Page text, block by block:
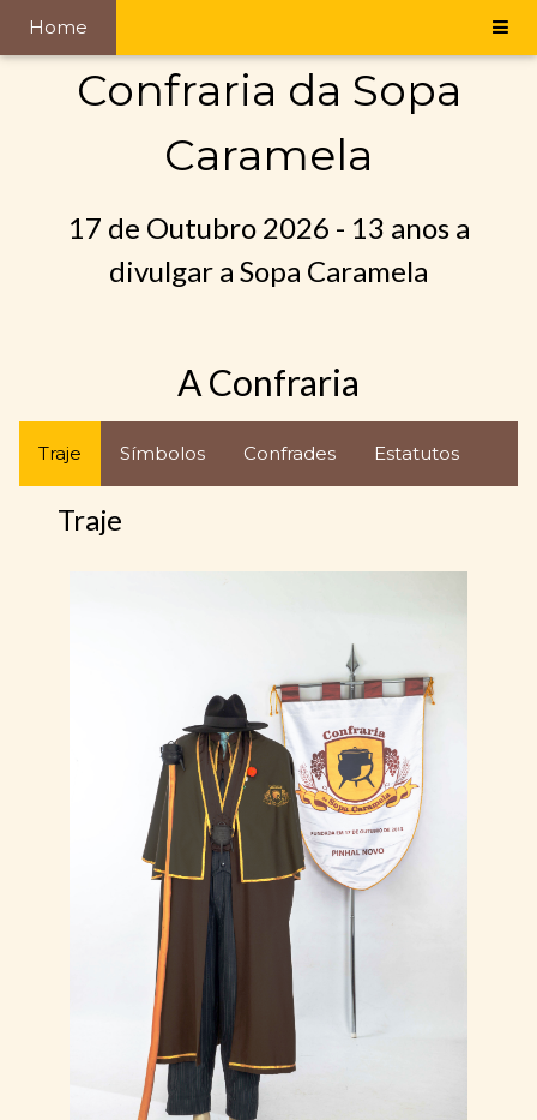
Home
Confraria da Sopa
Caramela
17 de Outubro 2026 - 13 anos a
divulgar a Sopa Caramela
A Confraria
Traje Símbolos Confrades Estatutos
Traje